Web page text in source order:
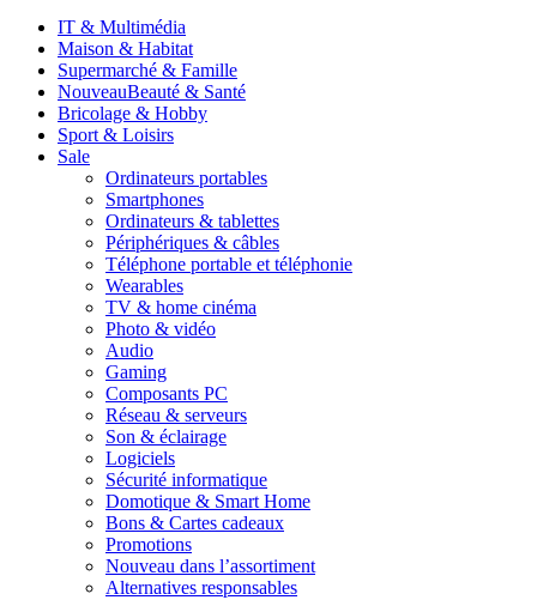
IT & Multimédia
Maison & Habitat
Supermarché & Famille
NouveauBeauté & Santé
Bricolage & Hobby
Sport & Loisirs
Sale
Ordinateurs portables
Smartphones
Ordinateurs & tablettes
Périphériques & câbles
Téléphone portable et téléphonie
Wearables
TV & home cinéma
Photo & vidéo
Audio
Gaming
Composants PC
Réseau & serveurs
Son & éclairage
Logiciels
Sécurité informatique
Domotique & Smart Home
Bons & Cartes cadeaux
Promotions
Nouveau dans l’assortiment
Alternatives responsables